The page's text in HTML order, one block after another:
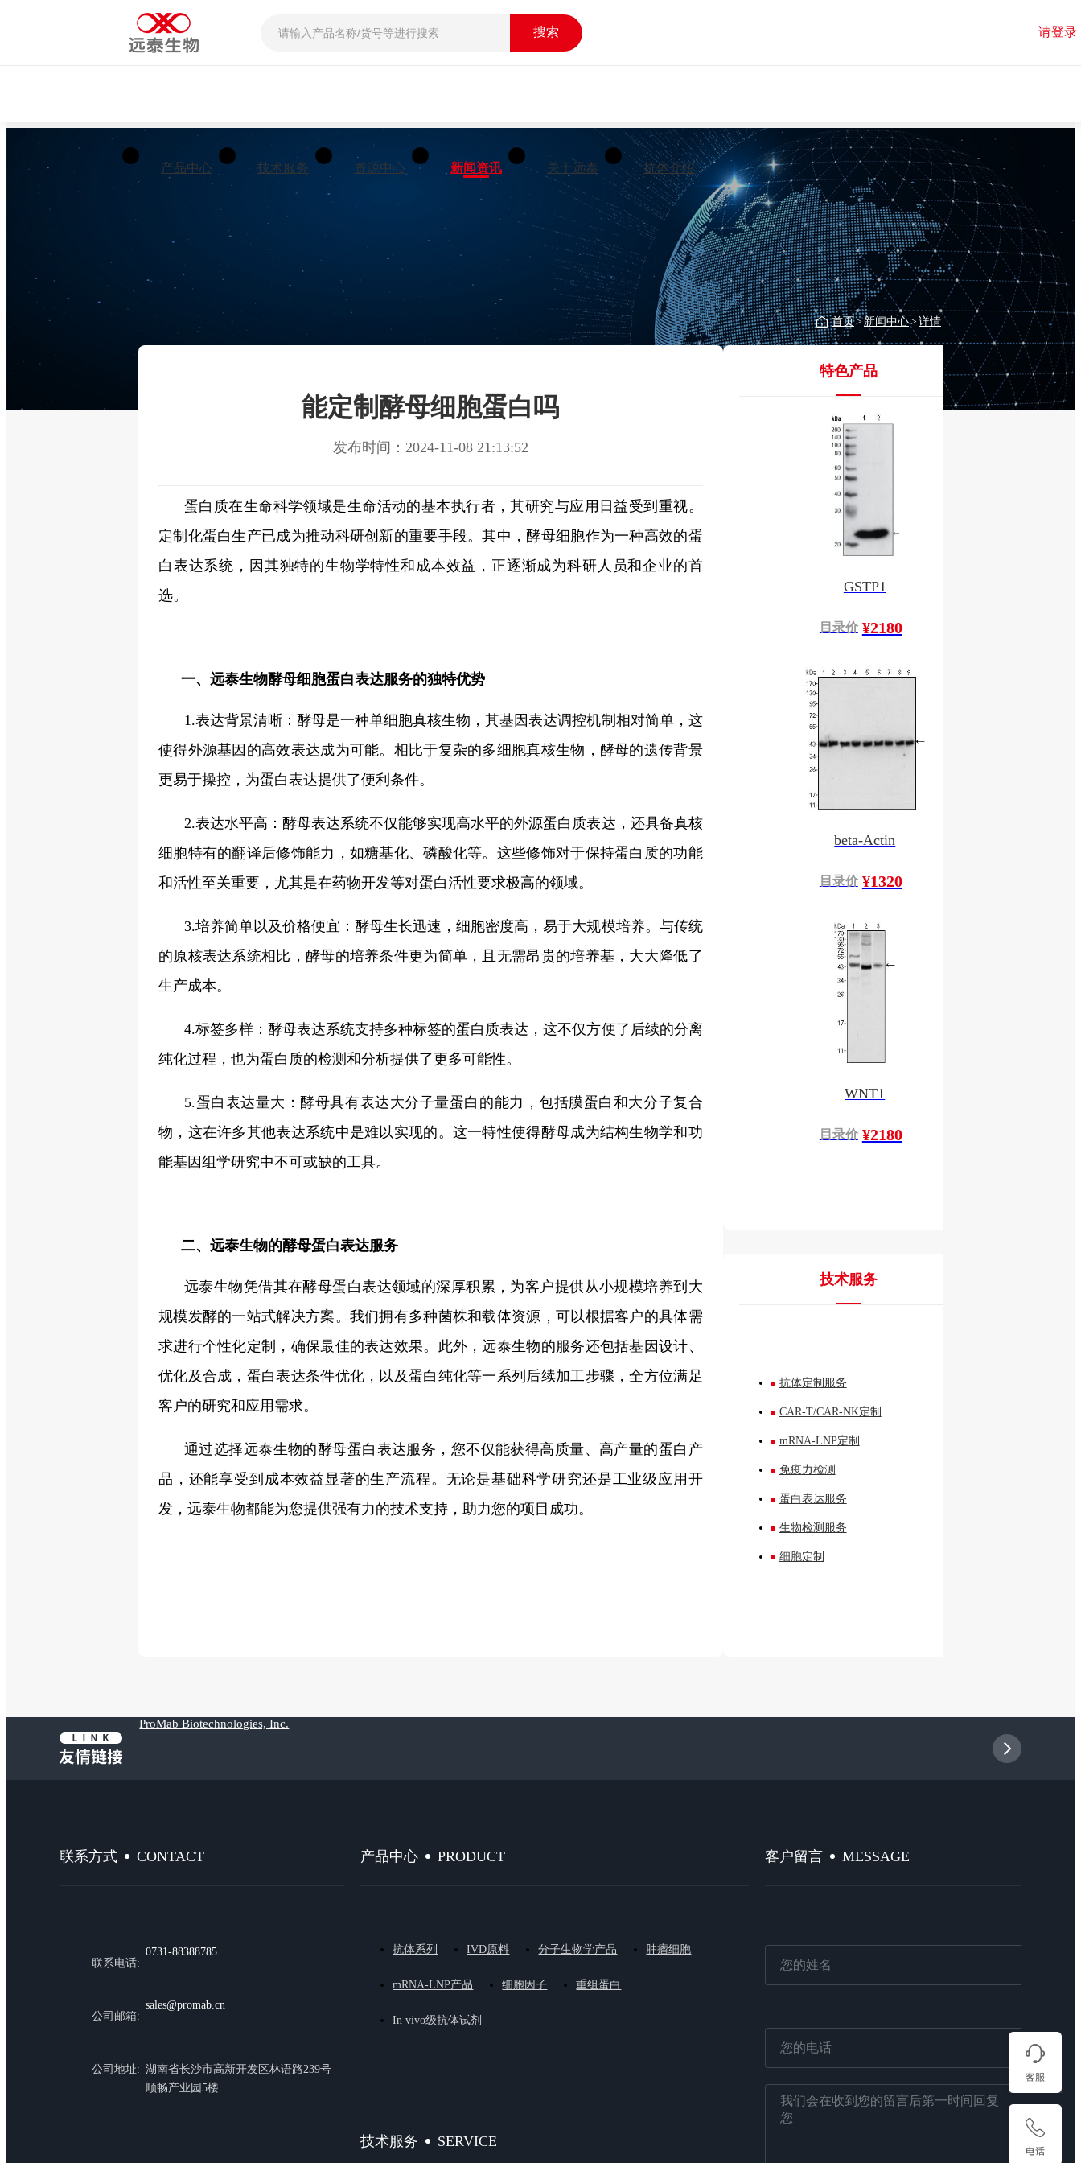
搜索 请登录
产品中心 技术服务 资源中心 新闻资讯 关于远泰 抗体介绍
首页>新闻中心>详情
能定制酵母细胞蛋白吗
发布时间：2024-11-08 21:13:52
蛋白质在生命科学领域是生命活动的基本执行者，其研究与应用日益受到重视。
定制化蛋白生产已成为推动科研创新的重要手段。其中，酵母细胞作为一种高效的蛋
白表达系统，因其独特的生物学特性和成本效益，正逐渐成为科研人员和企业的首
选。
一、远泰生物酵母细胞蛋白表达服务的独特优势
1.表达背景清晰：酵母是一种单细胞真核生物，其基因表达调控机制相对简单，这
使得外源基因的高效表达成为可能。相比于复杂的多细胞真核生物，酵母的遗传背景
更易于操控，为蛋白表达提供了便利条件。
2.表达水平高：酵母表达系统不仅能够实现高水平的外源蛋白质表达，还具备真核
细胞特有的翻译后修饰能力，如糖基化、磷酸化等。这些修饰对于保持蛋白质的功能
和活性至关重要，尤其是在药物开发等对蛋白活性要求极高的领域。
3.培养简单以及价格便宜：酵母生长迅速，细胞密度高，易于大规模培养。与传统
的原核表达系统相比，酵母的培养条件更为简单，且无需昂贵的培养基，大大降低了
生产成本。
4.标签多样：酵母表达系统支持多种标签的蛋白质表达，这不仅方便了后续的分离
纯化过程，也为蛋白质的检测和分析提供了更多可能性。
5.蛋白表达量大：酵母具有表达大分子量蛋白的能力，包括膜蛋白和大分子复合
物，这在许多其他表达系统中是难以实现的。这一特性使得酵母成为结构生物学和功
能基因组学研究中不可或缺的工具。
二、远泰生物的酵母蛋白表达服务
远泰生物凭借其在酵母蛋白表达领域的深厚积累，为客户提供从小规模培养到大
规模发酵的一站式解决方案。我们拥有多种菌株和载体资源，可以根据客户的具体需
求进行个性化定制，确保最佳的表达效果。此外，远泰生物的服务还包括基因设计、
优化及合成，蛋白表达条件优化，以及蛋白纯化等一系列后续加工步骤，全方位满足
客户的研究和应用需求。
通过选择远泰生物的酵母蛋白表达服务，您不仅能获得高质量、高产量的蛋白产
品，还能享受到成本效益显著的生产流程。无论是基础科学研究还是工业级应用开
发，远泰生物都能为您提供强有力的技术支持，助力您的项目成功。
特色产品
GSTP1
目录价 ¥2180
beta-Actin
目录价 ¥1320
WNT1
目录价 ¥2180
技术服务
抗体定制服务
CAR-T/CAR-NK定制
mRNA-LNP定制
免疫力检测
蛋白表达服务
生物检测服务
细胞定制
ProMab Biotechnologies, Inc.
联系方式 CONTACT
联系电话:
0731-88388785
公司邮箱:
sales@promab.cn
公司地址: 湖南省长沙市高新开发区林语路239号
顺畅产业园5楼
产品中心 PRODUCT
抗体系列 IVD原料 分子生物学产品 肿瘤细胞
mRNA-LNP产品 细胞因子 重组蛋白
In vivo级抗体试剂
技术服务 SERVICE
客户留言 MESSAGE